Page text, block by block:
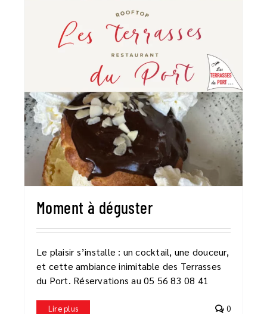
Moment à déguster
Le plaisir s’installe : un cocktail, une douceur,
et cette ambiance inimitable des Terrasses
du Port. Réservations au 05 56 83 08 41
Lire plus 0